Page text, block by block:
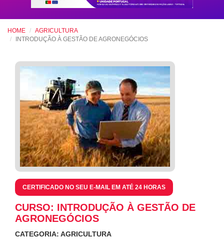
HOME
AGRICULTURA
INTRODUÇÃO À GESTÃO DE AGRONEGÓCIOS
CERTIFICADO NO SEU E-MAIL EM ATÉ 24 HORAS
CURSO: INTRODUÇÃO À GESTÃO DE
AGRONEGÓCIOS
CATEGORIA: AGRICULTURA